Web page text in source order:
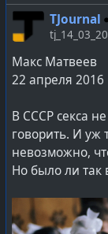
TJournal
Макс Матвеев
22 апреля 2016
В СССР секса
говорить. И уж
невозможно,
Но было ли так